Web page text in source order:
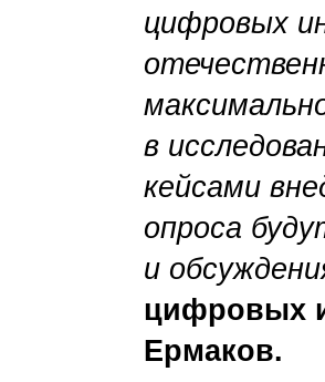
цифровых
в
кейсами
опроса
и
цифровых
Ермаков.